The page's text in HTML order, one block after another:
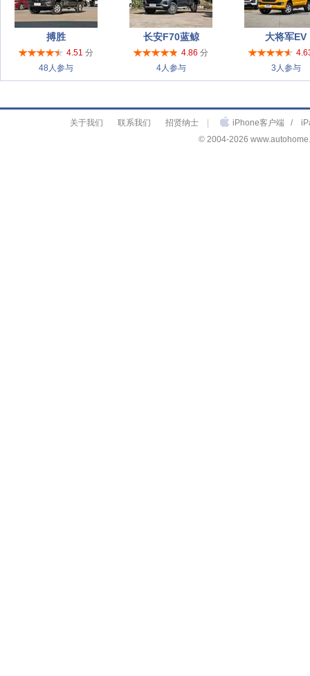
搏胜
4.51 分
48人参与
长安F70蓝鲸
4.86 分
4人参与
大将军EV
3人参与
关于我们 联系我们 招贤纳士 iPhone客户端 /
© 2004-2026